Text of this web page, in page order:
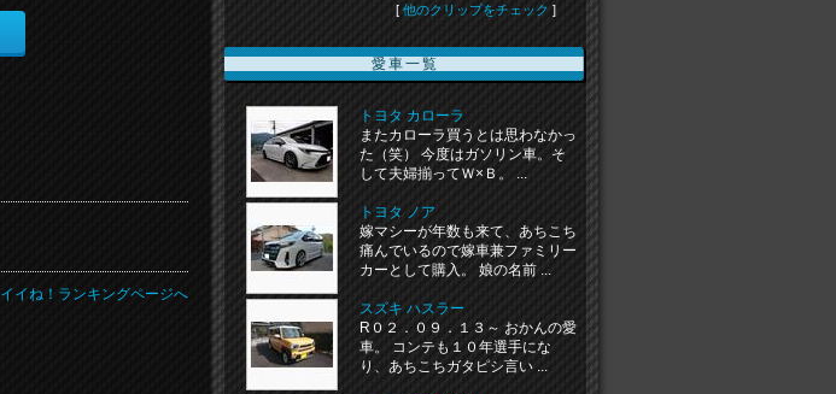
イイね！ランキングページへ
[ 他のクリップをチェック ]
愛車一覧
トヨタ カローラ
またカローラ買うとは思わなかっ
た（笑） 今度はガソリン車。そ
して夫婦揃ってＷ×Ｂ。 ...
トヨタ ノア
嫁マシーが年数も来て、あちこち
痛んでいるので嫁車兼ファミリー
カーとして購入。 娘の名前 ...
スズキ ハスラー
R０２．０９．１３～ おかんの愛
車。 コンテも１０年選手にな
り、あちこちガタピシ言い ...